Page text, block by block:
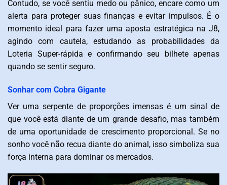
Contudo, se você sentiu medo ou pânico, encare como um
alerta para proteger suas finanças e evitar impulsos. É o
momento ideal para fazer uma aposta estratégica na J8,
agindo com cautela, estudando as probabilidades da
Loteria Super-rápida e confirmando seu bilhete apenas
quando se sentir seguro.
Sonhar com Cobra Gigante
Ver uma serpente de proporções imensas é um sinal de
que você está diante de um grande desafio, mas também
de uma oportunidade de crescimento proporcional. Se no
sonho você não recua diante do animal, isso simboliza sua
força interna para dominar os mercados.